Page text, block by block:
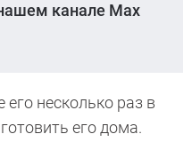
канале Max
несколько раз в
его дома.